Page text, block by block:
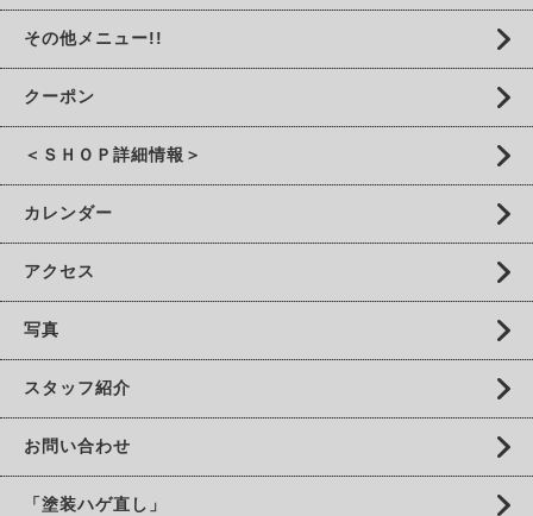
その他メニュー!!
クーポン
＜ＳＨＯＰ詳細情報＞
カレンダー
アクセス
写真
スタッフ紹介
お問い合わせ
「塗装ハゲ直し」